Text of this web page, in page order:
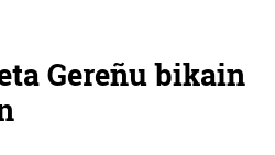
Gereñu bikain